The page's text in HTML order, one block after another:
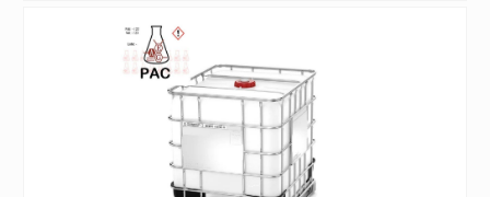
em Guarulhos, promovendo atendimentos
em todo o Brasil e oferecendo todo o
suporte necessário aos contratantes.
precisão do cliente. Portanto, para que o
manuseio seja correto, é necessário o uso
de materiais de proteção, especialmente
para que a solução não atinja nenhuma
parte do corpo do profissional de limpeza
ou da pessoa que utilizará o produto.